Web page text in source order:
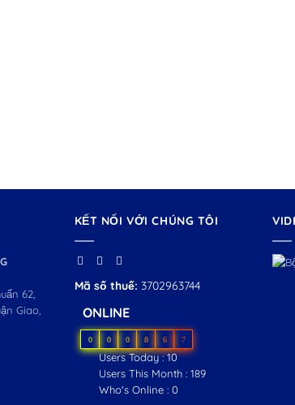
62,
Giao,
KẾT NỐI VỚI CHÚNG TÔI
Mã số thuế: 3702963744
ONLINE
0 0 0 8 6 7
Users Today : 10
Users This Month : 189
Who's Online : 0